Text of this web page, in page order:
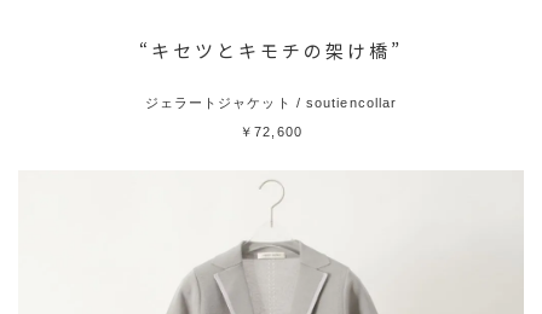
“キセツとキモチの架け橋”
ジェラートジャケット / soutiencollar
￥72,600